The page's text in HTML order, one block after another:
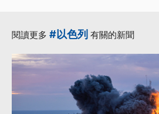
閱讀更多 #以色列 有關的新聞